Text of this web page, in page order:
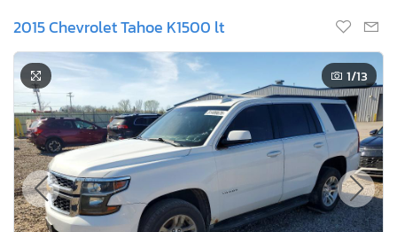
2015 Chevrolet Tahoe K1500 lt
1/13